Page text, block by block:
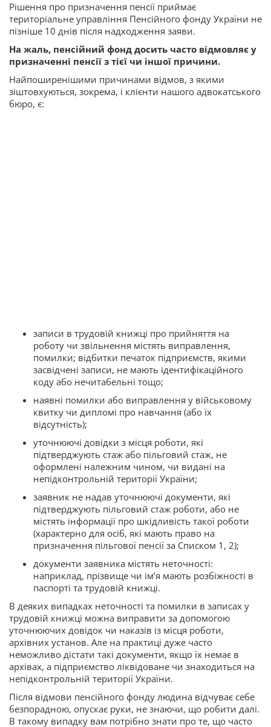
Рішення про призначення пенсії приймає
територіальне управління Пенсійного фонду України не
пізніше 10 днів після надходження заяви.
На жаль, пенсійний фонд досить часто відмовляє у
призначенні пенсії з тієї чи іншої причини.
Найпоширенішими причинами відмов, з якими
зіштовхуються, зокрема, і клієнти нашого адвокатського
бюро, є:
записи в трудовій книжці про прийняття на
роботу чи звільнення містять виправлення,
помилки; відбитки печаток підприємств, якими
засвідчені записи, не мають ідентифікаційного
коду або нечитабельні тощо;
наявні помилки або виправлення у військовому
квитку чи дипломі про навчання (або їх
відсутність);
уточнюючі довідки з місця роботи, які
підтверджують стаж або пільговий стаж, не
оформлені належним чином, чи видані на
непідконтрольній території України;
заявник не надав уточнюючі документи, які
підтверджують пільговий стаж роботи, або не
містять інформації про шкідливість такої роботи
(характерно для осіб, які мають право на
призначення пільгової пенсії за Списком 1, 2);
документи заявника містять неточності:
наприклад, прізвище чи ім’я мають розбіжності в
паспорті та трудовій книжці.
В деяких випадках неточності та помилки в записах у
трудовій книжці можна виправити за допомогою
уточнюючих довідок чи наказів із місця роботи,
архівних установ. Але на практиці дуже часто
неможливо дістати такі документи, якщо їх немає в
архівах, а підприємство ліквідоване чи знаходиться на
непідконтрольній території України.
Після відмови пенсійного фонду людина відчуває себе
безпорадною, опускає руки, не знаючи, що робити далі.
В такому випадку вам потрібно знати про те, що часто